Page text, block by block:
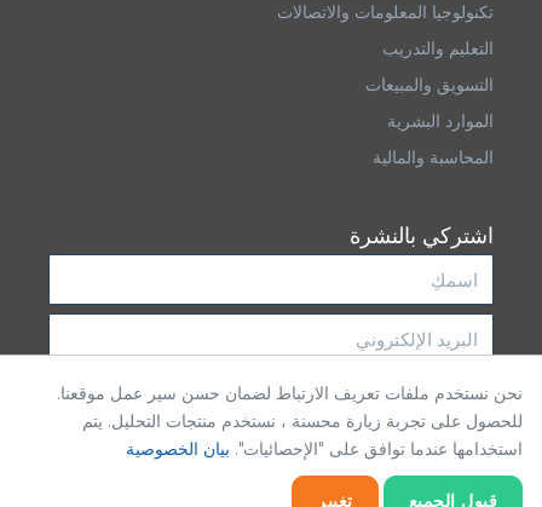
تكنولوجيا المعلومات والاتصالات
التعليم والتدريب
التسويق والمبيعات
الموارد البشرية
المحاسبة والمالية
اشتركي بالنشرة
الاشتراك
نحن نستخدم ملفات تعريف الارتباط لضمان حسن سير عمل موقعنا.
للحصول على تجربة زيارة محسنة ، نستخدم منتجات التحليل. يتم
استخدامها عندما توافق على "الإحصائيات". بيان الخصوصية
قبول الجميع تغيير